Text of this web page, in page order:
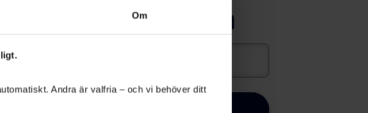
Om
Andra är valfria – och vi behöver ditt
Ange koden